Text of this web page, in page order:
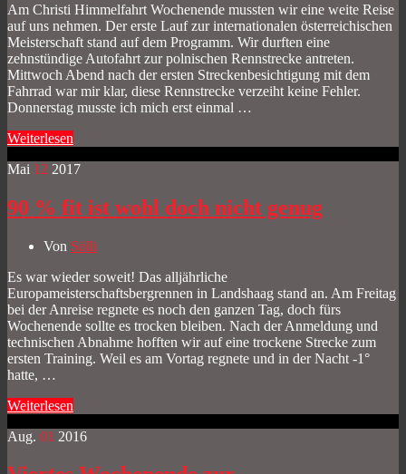
Am Christi Himmelfahrt Wochenende mussten wir eine weite Reise
auf uns nehmen. Der erste Lauf zur internationalen österreichischen
Meisterschaft stand auf dem Programm. Wir durften eine
zehnstündige Autofahrt zur polnischen Rennstrecke antreten.
Mittwoch Abend nach der ersten Streckenbesichtigung mit dem
Fahrrad war mir klar, diese Rennstrecke verzeiht keine Fehler.
Donnerstag musste ich mich erst einmal …
Weiterlesen
Mai 12 2017
90 % fit ist wohl doch nicht genug
Von Sölli
Es war wieder soweit! Das alljährliche
Europameisterschaftsbergrennen in Landshaag stand an. Am Freitag
bei der Anreise regnete es noch den ganzen Tag, doch fürs
Wochenende sollte es trocken bleiben. Nach der Anmeldung und
technischen Abnahme hofften wir auf eine trockene Strecke zum
ersten Training. Weil es am Vortag regnete und in der Nacht -1°
hatte, …
Weiterlesen
Aug. 01 2016